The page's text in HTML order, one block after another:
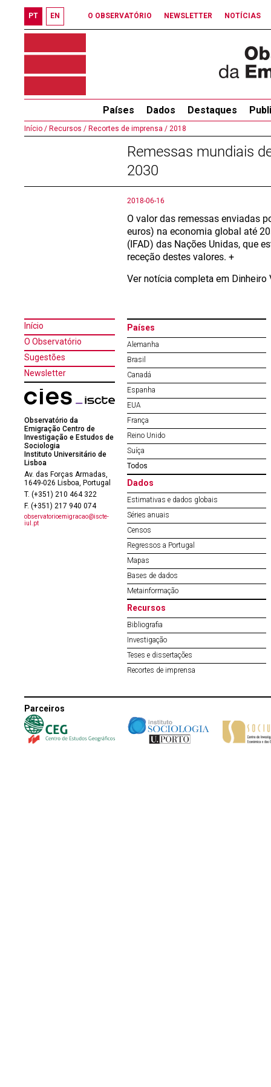
PT EN O OBSERVATÓRIO NEWSLETTER NOTÍCIAS
Países Dados Destaques
Início / Recursos / Recortes de imprensa / 2018
Remessas mundiais
2030
2018-06-16
O valor das remessas enviadas
euros) na economia global até
(IFAD) das Nações Unidas, que
receção destes valores. +
Ver notícia completa em
Início
O Observatório
Sugestões
Newsletter
Observatório da
Emigração Centro de
Investigação e Estudos de
Sociologia
Instituto Universitário de
Lisboa
Av. das Forças Armadas,
1649-026 Lisboa, Portugal
T. (+351) 210 464 322
F. (+351) 217 940 074
observatorioemigracao@iscte-
iul.pt
Países
Alemanha
Brasil
Canadá
Espanha
EUA
França
Reino Unido
Suíça
Todos
Dados
Estimativas e dados globais
Séries anuais
Censos
Regressos a Portugal
Mapas
Bases de dados
Metainformação
Recursos
Bibliografia
Investigação
Teses e dissertações
Recortes de imprensa
Parceiros